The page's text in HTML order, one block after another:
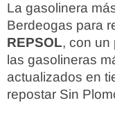
La gasolinera
Berdeogas para
REPSOL, con un
las gasolineras
actualizados en
repostar Sin